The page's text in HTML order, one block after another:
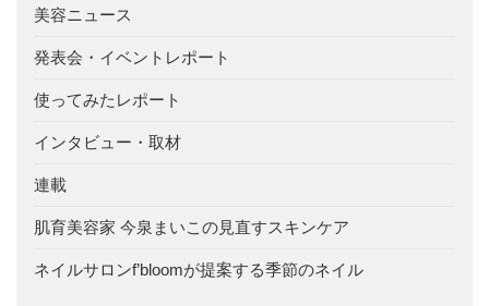
美容ニュース
発表会・イベントレポート
使ってみたレポート
インタビュー・取材
連載
肌育美容家 今泉まいこの見直すスキンケア
ネイルサロンf’bloomが提案する季節のネイル